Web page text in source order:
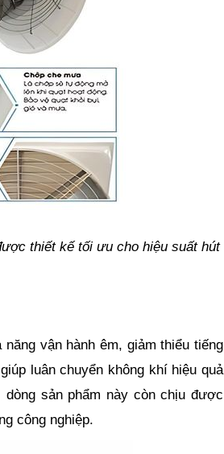
thiết kế tối ưu cho hiệu suất hút
vận hành êm, giảm thiểu tiếng
luân chuyển không khí hiệu quả
sản phẩm này còn chịu được
công nghiệp.